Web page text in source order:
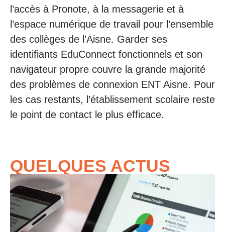
l’accès à Pronote, à la messagerie et à
l’espace numérique de travail pour l’ensemble
des collèges de l’Aisne. Garder ses
identifiants EduConnect fonctionnels et son
navigateur propre couvre la grande majorité
des problèmes de connexion ENT Aisne. Pour
les cas restants, l’établissement scolaire reste
le point de contact le plus efficace.
QUELQUES ACTUS